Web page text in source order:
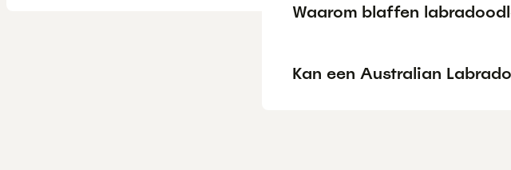
Waarom blaffen
Kan een Australian